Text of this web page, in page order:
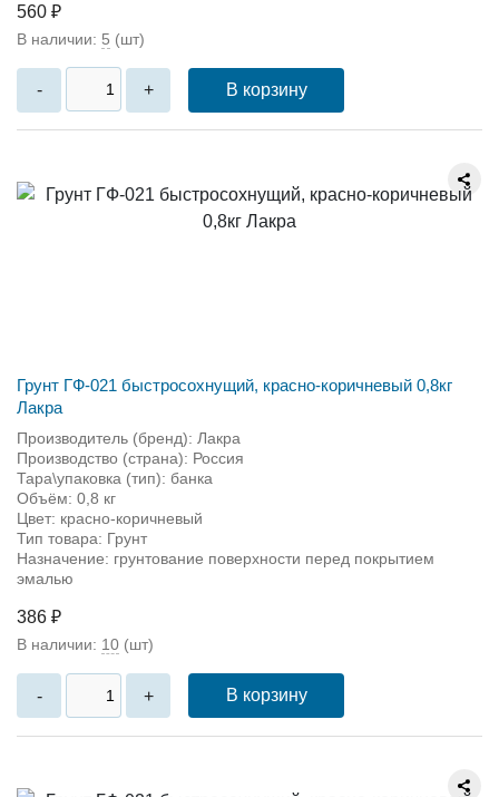
560 ₽
В наличии: 5 (шт)
- + В корзину
Грунт ГФ-021 быстросохнущий, красно-коричневый 0,8кг
Лакра
Производитель (бренд): Лакра
Производство (страна): Россия
Тара\упаковка (тип): банка
Объём: 0,8 кг
Цвет: красно-коричневый
Тип товара: Грунт
Назначение: грунтование поверхности перед покрытием
эмалью
386 ₽
В наличии: 10 (шт)
- + В корзину